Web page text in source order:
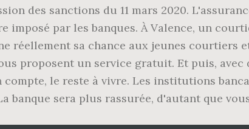
des sanctions du 11 mars 2020.
imposé par les banques. À Valence, un
réellement sa chance aux jeunes courtiers
proposent un service gratuit. Et puis,
le reste à vivre. Les institutions
banque sera plus rassurée, d'autant que